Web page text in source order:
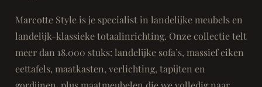
Marcotte Style is je specialist in landelijke meubels en
landelijk-klassieke totaalinrichting. Onze collectie telt
meer dan 18.000 stuks: landelijke sofa’s, massief eiken
eettafels, maatkasten, verlichting, tapijten en